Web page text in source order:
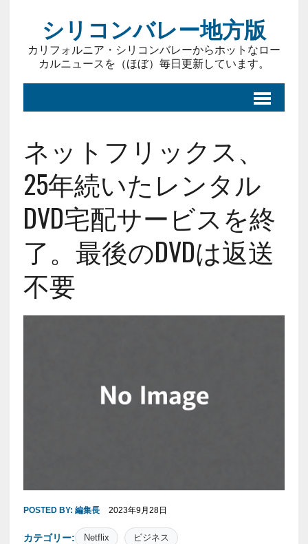
シリコンバレー地方版
カリフォルニア・シリコンバレーからホットなロー
カルニュースを（ほぼ）毎日更新しています。
ネットフリックス、
25年続いたレンタル
DVD宅配サービスを終
了。最後のDVDは返送
不要
POSTED BY: 編集長 2023年9月28日
カテゴリー: Netflix ビジネス